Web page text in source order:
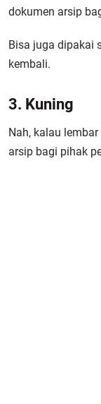
dokumen arsip
Bisa juga dipakai
kembali.
3. Kuning
Nah, kalau
arsip bagi pihak